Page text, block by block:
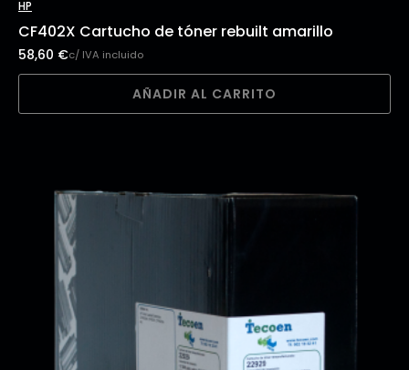
HP
CF402X Cartucho de tóner rebuilt amarillo
58,60 €c/ IVA incluido
AÑADIR AL CARRITO